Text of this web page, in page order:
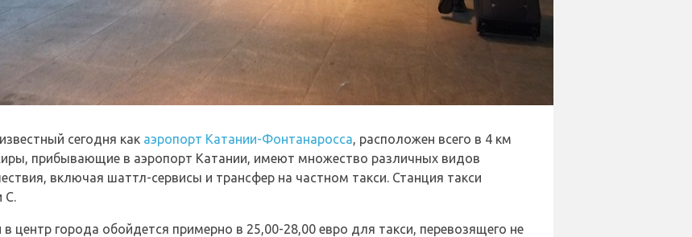
сегодня как аэропорт Катании-Фонтанаросса, расположен всего в 4 км
прибывающие в аэропорт Катании, имеют множество различных видов
включая шаттл-сервисы и трансфер на частном такси. Станция такси
C.
центр города обойдется примерно в 25,00-28,00 евро для такси, перевозящего не